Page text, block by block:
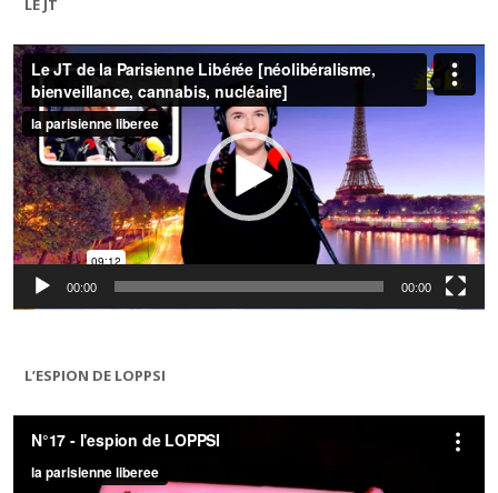
Lecteur
vidéo
00:00 00:00
L’ESPION DE LOPPSI
Lecteur
vidéo